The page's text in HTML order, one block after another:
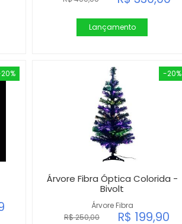
Lançamento
-20%
Árvore Fibra
Árvore Fibra Óptica Colorida -
Bivolt
R$ 250,00 R$ 199,90